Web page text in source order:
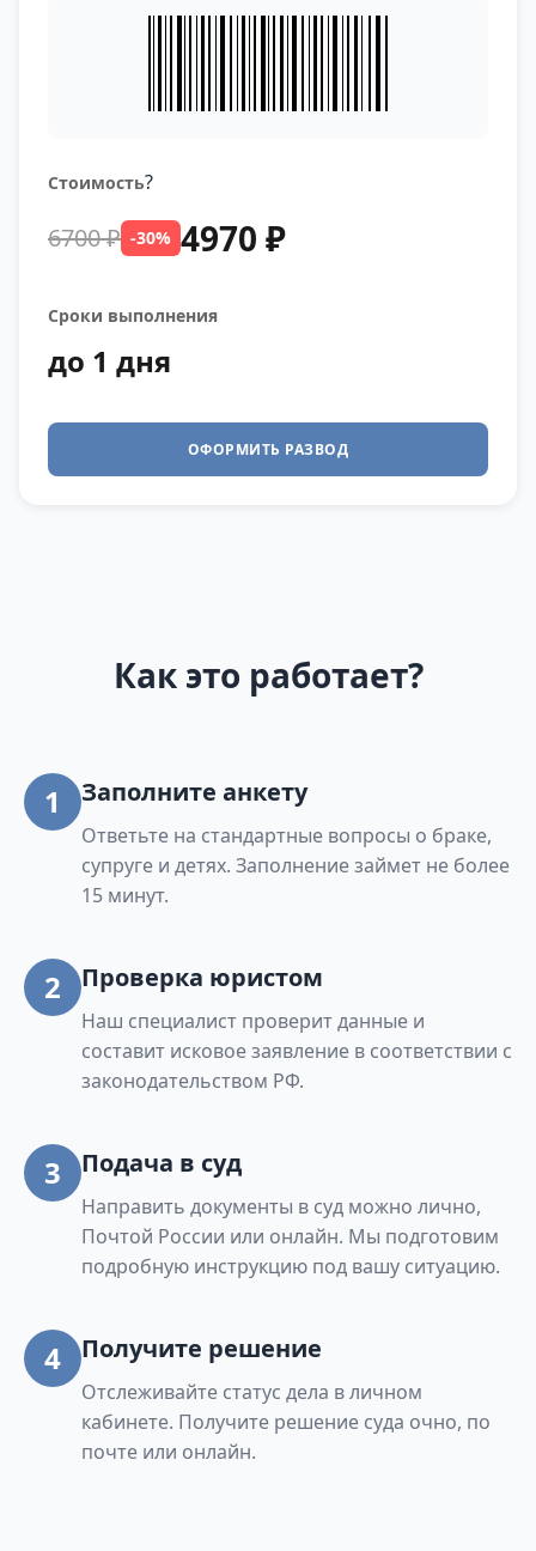
Стоимость?
6700 ₽ -30% 4970 ₽
Сроки выполнения
до 1 дня
ОФОРМИТЬ РАЗВОД
Как это работает?
1 Заполните анкету
Ответьте на стандартные вопросы о браке,
супруге и детях. Заполнение займет не более
15 минут.
2 Проверка юристом
Наш специалист проверит данные и
составит исковое заявление в соответствии с
законодательством РФ.
3 Подача в суд
Направить документы в суд можно лично,
Почтой России или онлайн. Мы подготовим
подробную инструкцию под вашу ситуацию.
4 Получите решение
Отслеживайте статус дела в личном
кабинете. Получите решение суда очно, по
почте или онлайн.